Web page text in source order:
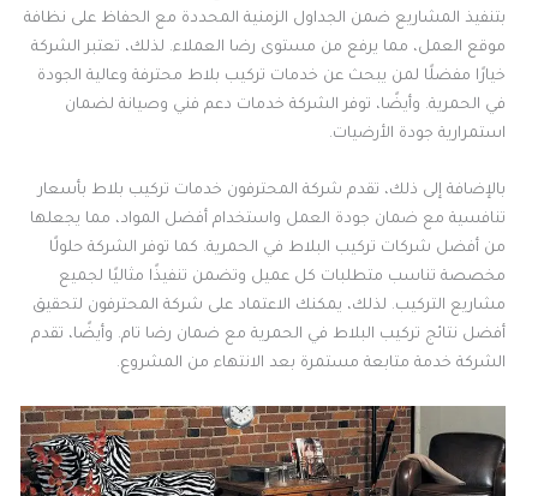
بتنفيذ المشاريع ضمن الجداول الزمنية المحددة مع الحفاظ على نظافة
موقع العمل، مما يرفع من مستوى رضا العملاء. لذلك، تعتبر الشركة
خيارًا مفضلًا لمن يبحث عن خدمات تركيب بلاط محترفة وعالية الجودة
في الحمرية. وأيضًا، توفر الشركة خدمات دعم فني وصيانة لضمان
استمرارية جودة الأرضيات.
بالإضافة إلى ذلك، تقدم شركة المحترفون خدمات تركيب بلاط بأسعار
تنافسية مع ضمان جودة العمل واستخدام أفضل المواد، مما يجعلها
من أفضل شركات تركيب البلاط في الحمرية. كما توفر الشركة حلولًا
مخصصة تناسب متطلبات كل عميل وتضمن تنفيذًا مثاليًا لجميع
مشاريع التركيب. لذلك، يمكنك الاعتماد على شركة المحترفون لتحقيق
أفضل نتائج تركيب البلاط في الحمرية مع ضمان رضا تام. وأيضًا، تقدم
الشركة خدمة متابعة مستمرة بعد الانتهاء من المشروع.